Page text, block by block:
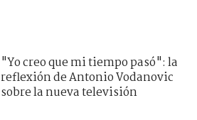
"Yo creo que mi tiempo pasó": la
reflexión de Antonio Vodanovic
sobre la nueva televisión